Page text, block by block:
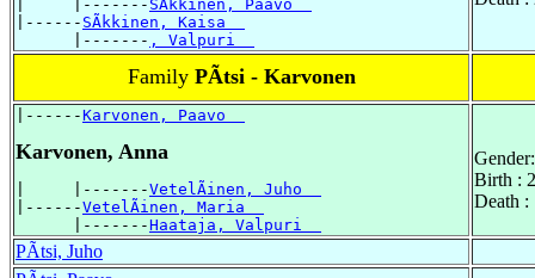
|     |------- SÃkkinen, Paavo
|------ SÃkkinen, Kaisa
      |-------
, Valpuri
Family PÃtsi - Karvonen
|------Karvonen, Paavo
Karvonen, Anna
|     |-------VetelÃinen, Juho
|------VetelÃinen, Maria
      |-------
Haataja, Valpuri
Birth :
Death :
PÃtsi, Juho